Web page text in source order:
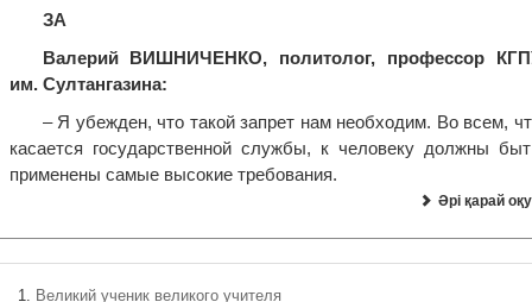
ЗА
Валерий ВИШНИЧЕНКО, политолог, профессор
им. Султангазина:
– Я убежден, что такой запрет нам необходим. Во всем,
касается государственной службы, к человеку должны
применены самые высокие требования.
Әрі қарай оқу
Великий ученик великого учителя